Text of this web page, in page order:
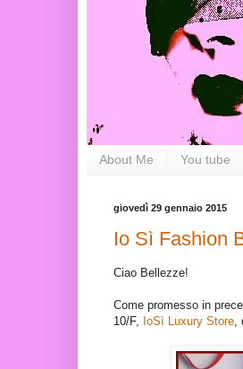
About Me You tube
giovedì 29 gennaio 2015
Io Sì Fashion
Ciao Bellezze!
Come promesso in
10/F, IoSì Luxury Store,